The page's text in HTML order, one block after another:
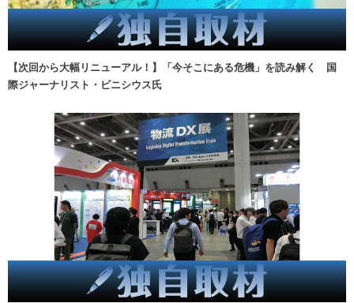
【次回から大幅リニューアル！】「今そこにある危機」を読み解く 国
際ジャーナリスト・ビニシウス氏